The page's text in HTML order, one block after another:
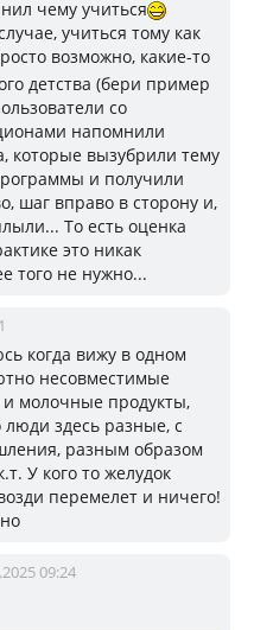
чему учиться
учиться тому как
возможно, какие-то
детства (бери пример
со
напомнили
которые вызубрили тему
и получили
шаг вправо в сторону и,
То есть оценка
это никак
того не нужно...
когда вижу в одном
несовместимые
молочные продукты,
здесь разные, с
разным образом
У кого то желудок
перемелет и ничего!
09:24